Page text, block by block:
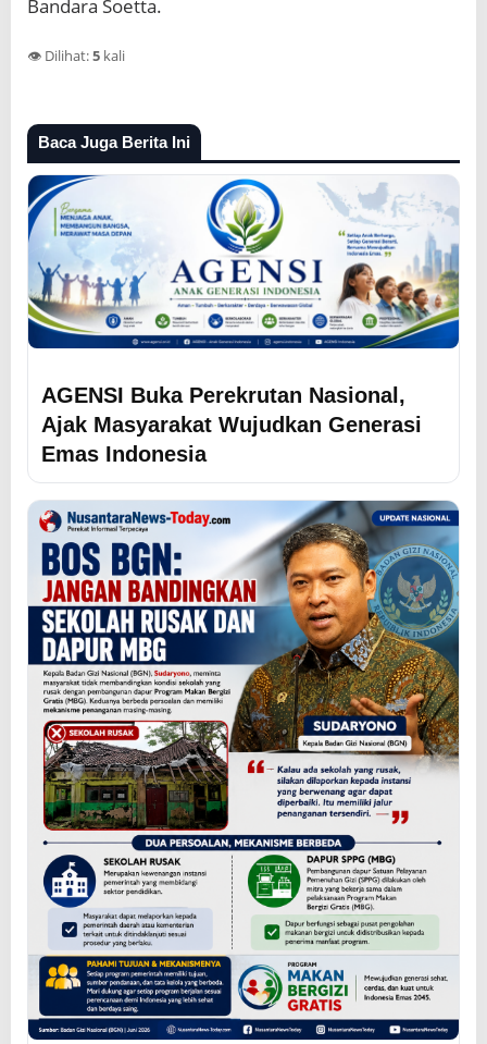
Bandara Soetta.
👁️ Dilihat:5 kali
Baca Juga Berita Ini
AGENSI Buka Perekrutan Nasional,
Ajak Masyarakat Wujudkan Generasi
Emas Indonesia